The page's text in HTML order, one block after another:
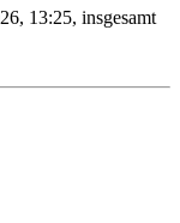
13:25, insgesamt